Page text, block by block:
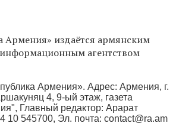
Армения» издаётся армянским
агентством
Армения». Адрес: Армения, г.
4, 9-ый этаж, газета
Главный редактор: Арарат
10 545700, Эл. почта: contact@ra.am